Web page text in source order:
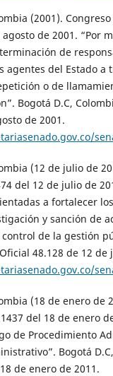
(2001).
agosto de 2001. “Por
de
agentes del Estado a
o de
Bogotá D.C,
de 2001.
(12 de julio de
del 12 de julio de
a fortalecer
y sanción de
de la gestión
48.128 de 12 de
(18 de enero de
del 18 de enero
de Procedimiento
Bogotá
de enero de 2011.